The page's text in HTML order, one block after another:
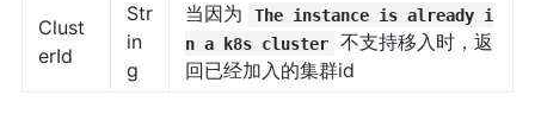
Clust
erId
Str
in
g
当因为
The instance is already i
n a k8s cluster
不支持移入时，返
回已经加入的集群id